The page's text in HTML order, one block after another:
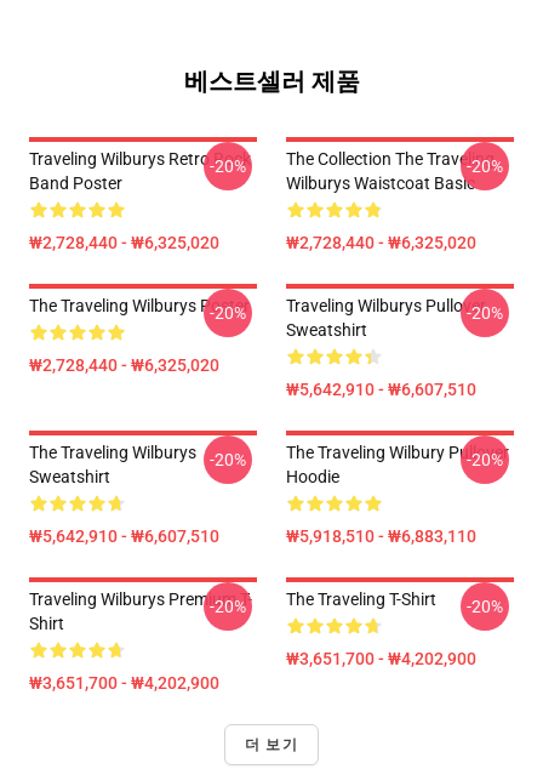
베스트셀러 제품
Traveling Wilburys Retro Rock
Band Poster
₩2,728,440 - ₩6,325,020
-20%
The Collection The Traveling
Wilburys Waistcoat Basic
₩2,728,440 - ₩6,325,020
-20%
The Traveling Wilburys Poster
₩2,728,440 - ₩6,325,020
-20%
Traveling Wilburys Pullover
Sweatshirt
₩5,642,910 - ₩6,607,510
-20%
The Traveling Wilburys
Sweatshirt
₩5,642,910 - ₩6,607,510
-20%
The Traveling Wilbury Pullover
Hoodie
₩5,918,510 - ₩6,883,110
-20%
Traveling Wilburys Premium T-
Shirt
₩3,651,700 - ₩4,202,900
-20% The Traveling T-Shirt
₩3,651,700 - ₩4,202,900
-20%
더 보기